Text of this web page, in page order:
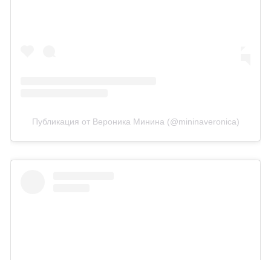
Публикация от Вероника Минина (@mininaveronica)